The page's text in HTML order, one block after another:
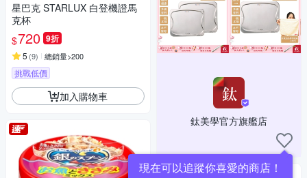
星巴克 STARLUX 白登機證馬
克杯
$720 9折
5 (9) 總銷量>200
挑戰低價
加入購物車
鈦美學官方旗艦店
現在可以追蹤你喜愛的商店！